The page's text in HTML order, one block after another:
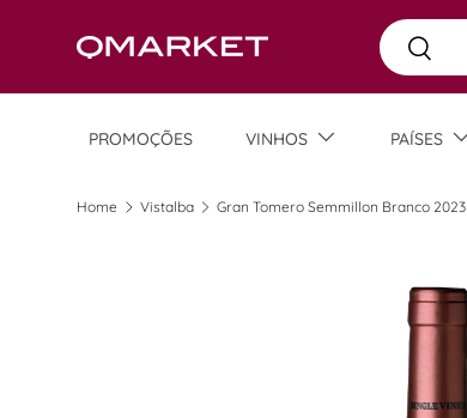
Skip to content Busca
Busca
PROMOÇÕES VINHOS PAÍSES
Home Vistalba Gran Tomero Semmillon Branco 2023